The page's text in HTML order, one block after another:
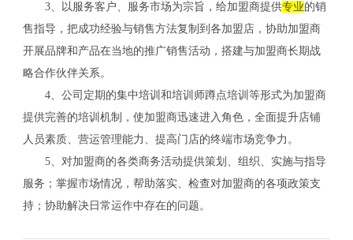
3、以服务客户、服务市场为宗旨，给加盟商提供专业的销
售指导，把成功经验与销售方法复制到各加盟店，协助加盟商
开展品牌和产品在当地的推广销售活动，搭建与加盟商长期战
略合作伙伴关系。
4、公司定期的集中培训和培训师蹲点培训等形式为加盟商
提供完善的培训机制，使加盟商迅速进入角色，全面提升店铺
人员素质、营运管理能力、提高门店的终端市场竞争力。
5、对加盟商的各类商务活动提供策划、组织、实施与指导
服务；掌握市场情况，帮助落实、检查对加盟商的各项政策支
持；协助解决日常运作中存在的问题。